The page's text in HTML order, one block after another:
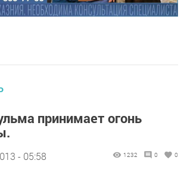
принимает огонь
- 05:58 1232 0 0